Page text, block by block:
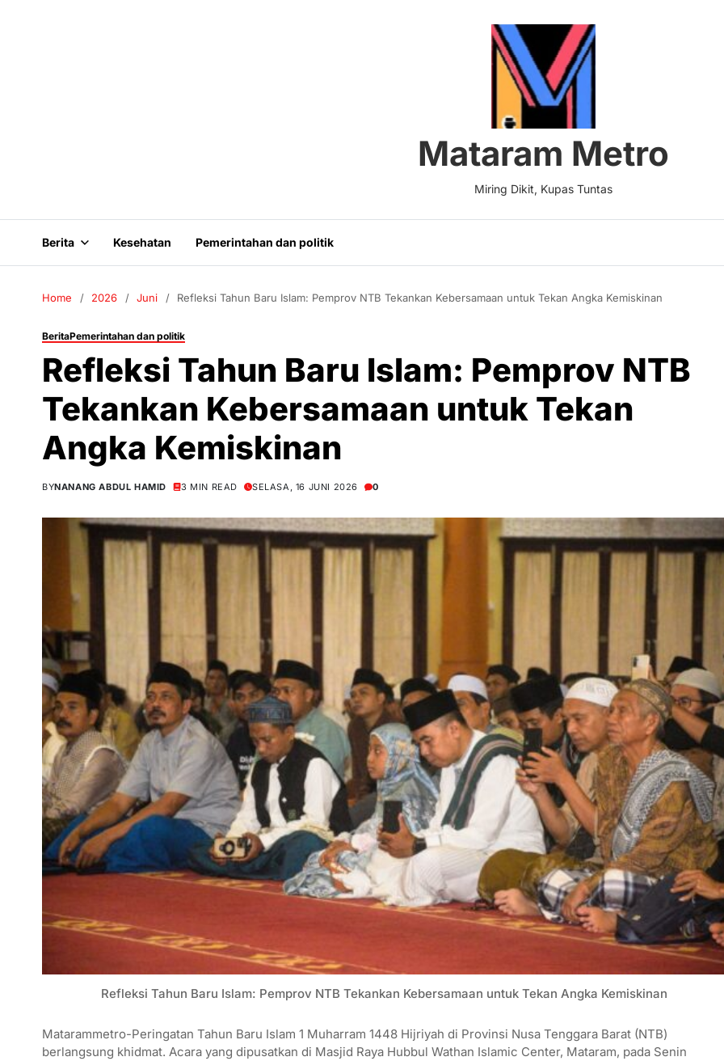
Mataram Metro
Miring Dikit, Kupas Tuntas
Berita Kesehatan Pemerintahan dan politik
Home 2026 Juni Refleksi Tahun Baru Islam: Pemprov NTB Tekankan Kebersamaan untuk Tekan Angka Kemiskinan
BeritaPemerintahan dan politik
Refleksi Tahun Baru Islam: Pemprov NTB
Tekankan Kebersamaan untuk Tekan
Angka Kemiskinan
BYNANANG ABDUL HAMID 3 MIN READ SELASA, 16 JUNI 2026 0
Refleksi Tahun Baru Islam: Pemprov NTB Tekankan Kebersamaan untuk Tekan Angka Kemiskinan
Matarammetro-Peringatan Tahun Baru Islam 1 Muharram 1448 Hijriyah di Provinsi Nusa Tenggara Barat (NTB)
berlangsung khidmat. Acara yang dipusatkan di Masjid Raya Hubbul Wathan Islamic Center, Mataram, pada Senin